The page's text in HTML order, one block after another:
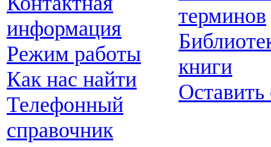
информация
Режим работы
Как нас найти
Телефонный
справочник
терминов
книги
Оставить